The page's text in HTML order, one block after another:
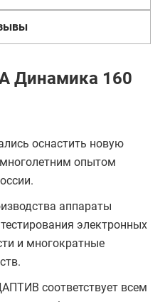
Динамика 160
оснастить новую
многолетним опытом
аппараты
электронных
и многократные
соответствует всем